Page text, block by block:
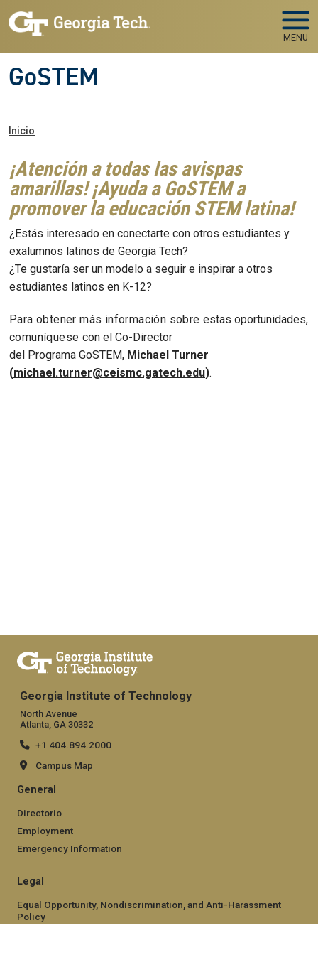
Skip to main navigation
Pasar al contenido principal
MENU
GoSTEM
Ruta de navegación
Inicio
¡Atención a todas las avispas
amarillas! ¡Ayuda a GoSTEM a
promover la educación STEM latina!
¿Estás interesado en conectarte con otros estudiantes y
exalumnos latinos de Georgia Tech?
¿Te gustaría ser un modelo a seguir e inspirar a otros
estudiantes latinos en K-12?
Para obtener más información sobre estas oportunidades,
comuníquese con el Co-Director
del Programa GoSTEM, Michael Turner
(michael.turner@ceismc.gatech.edu).
Georgia Institute of Technology
North Avenue
Atlanta, GA 30332
+1 404.894.2000
Campus Map
General
Directorio
Employment
Emergency Information
Legal
Equal Opportunity, Nondiscrimination, and Anti-Harassment
Policy